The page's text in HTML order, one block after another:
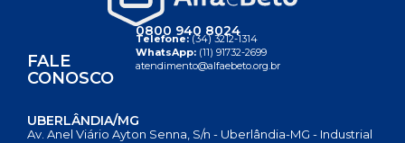
FALE
CONOSCO
0800 940 8024
Telefone:(34) 3212-1314
WhatsApp: (11) 91732-2699
atendimento@alfaebeto.org.br
UBERLÂNDIA/MG
Av. Anel Viário Ayton Senna, S/n - Uberlândia-MG - Industrial